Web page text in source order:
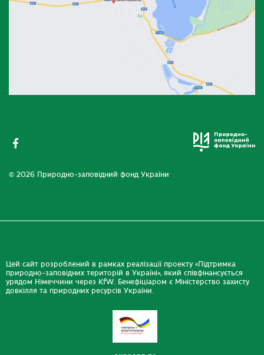
© 2026 Природно-заповідний фонд України
Цей сайт розроблений в рамках реалізації проекту «Підтримка
природно-заповідних територій в Україні», який співфінансується
урядом Німеччини через KfW. Бенефіціаром є Міністерство захисту
довкілля та природних ресурсів України.